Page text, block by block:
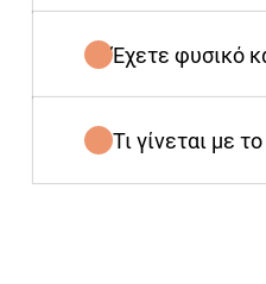
Έχετε φυσικό
Τι γίνεται με